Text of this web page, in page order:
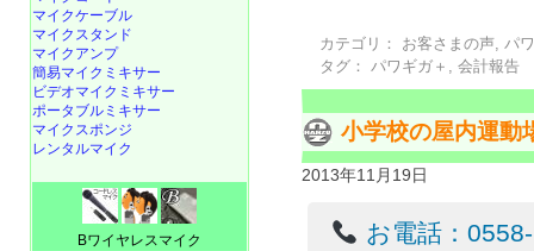
カテゴリ： お客さまの声,パ
タグ：
パワギガ＋ ,会計報告
小学校の屋内運動
2013年11月19日
お電話：
マイクケーブル
マイクスタンド
マイクアンプ
簡易マイクミキサー
ビデオマイクミキサー
ポータブルミキサー
マイクスポンジ
レンタルマイク
Bワイヤレスマイク